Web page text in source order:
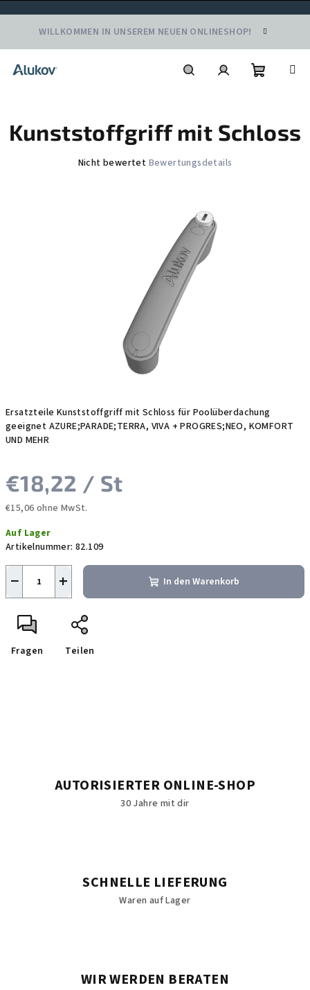
springen
WILLKOMMEN IN UNSEREM NEUEN ONLINESHOP!
Ersatzteile Kunststoffgriff mit Schloss für Poolüberdachung
geeignet AZURE;PARADE;TERRA, VIVA + PROGRES;NEO, KOMFORT
UND MEHR
€18,22 / St
€15,06 ohne MwSt.
Auf Lager
Artikelnummer: 82.109
+
− In den Warenkorb
Fragen Teilen
Kunststoffgriff mit Schloss
Die
Nicht bewertet Bewertungsdetails
AUTORISIERTER ONLINE-SHOP
30 Jahre mit dir
SCHNELLE LIEFERUNG
Waren auf Lager
WIR WERDEN BERATEN